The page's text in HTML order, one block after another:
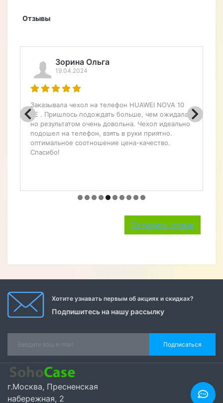
17.04.2022
Купил себе на сайте интернет
магазина чехол книжку
противоударный магнитный
кожаный влагостойкий для
Samsung S10e G970F "LUXON".
Очень доволен своей покупкой.
ощущается очень надежно. Чехол
отлично защищает мой смартфон
очень важно. Магнитный замок
держит чехол надежно закрытым,
полностью оправдал мои
ожидания. Спасибо магазину за
качественный товар и быструю
доставку!
+ Написать отзыв